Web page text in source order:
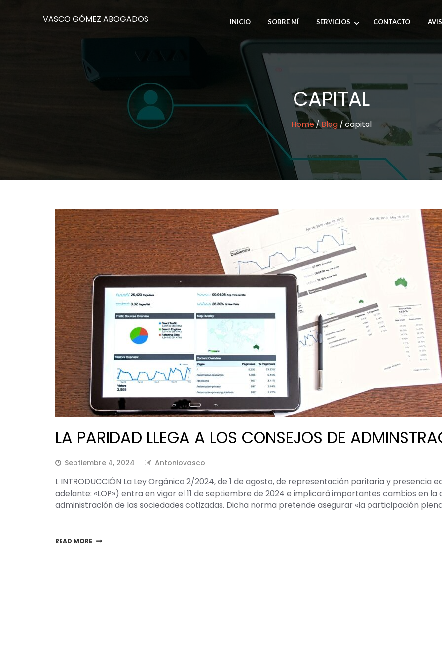
VASCO GÓMEZ ABOGADOS INICIO SOBRE MÍ SERVICIOS CONTACTO
CAPITAL
Home Blog capital
LA PARIDAD LLEGA A LOS CONSEJOS DE
Septiembre 4, 2024 Antoniovasco
I. INTRODUCCIÓN La Ley Orgánica 2/2024, de 1 de agosto, de representación paritaria y presencia
adelante: «LOP») entra en vigor el 11 de septiembre de 2024 e implicará importantes cambios en
administración de las sociedades cotizadas. Dicha norma pretende asegurar «la participación
READ MORE